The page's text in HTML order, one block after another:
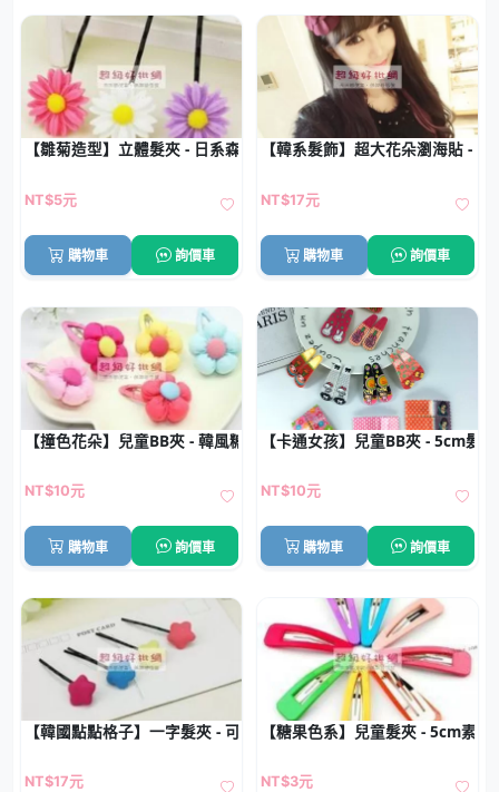
【雛菊造型】立體髮夾 - 日系森林風髮飾
NT$5元
購物車 詢價車
【韓系髮飾】超大花朵瀏海貼 -
NT$17元
購物車 詢價車
【撞色花朵】兒童BB夾 - 韓風糖果色髮飾
NT$10元
購物車 詢價車
【卡通女孩】兒童BB夾 - 5cm髮
NT$10元
購物車 詢價車
【韓國點點格子】一字髮夾 - 可愛星星夾 (4入)
NT$17元
【糖果色系】兒童髮夾 - 5cm素色
NT$3元